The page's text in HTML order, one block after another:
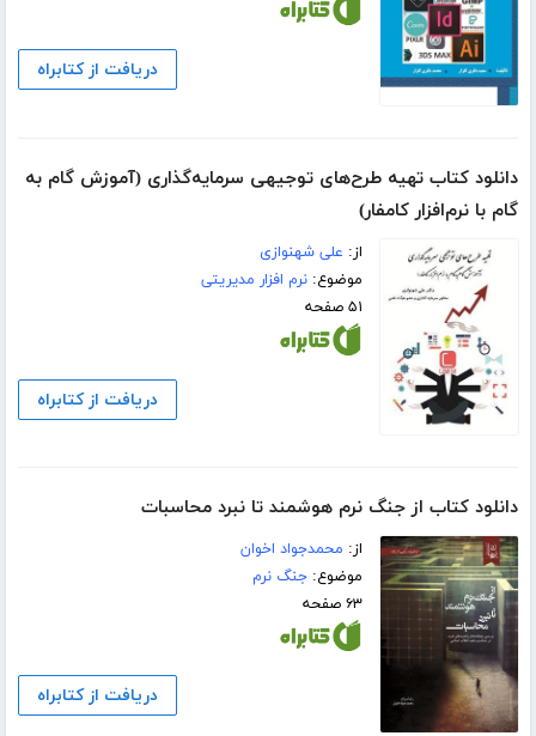
دریافت از کتابراه
دانلود کتاب تهیه طرح‌های توجیهی سرمایه‌گذاری (آموزش گام به
گام با نرم‌افزار کامفار)
از: علی شهنوازی
موضوع:نرم افزار مدیریتی
۵۱ صفحه
دریافت از کتابراه
دانلود کتاب از جنگ نرم هوشمند تا نبرد محاسبات
از: محمدجواد اخوان
موضوع:جنگ نرم
۶۳ صفحه
دریافت از کتابراه